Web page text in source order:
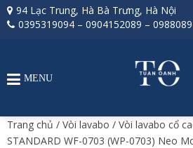
94 Lạc Trung, Hà Bà Trưng, Hà Nội
0395319094 – 0904152089 –
MENU
Trang chủ / Vòi lavabo / Vòi lavabo cổ
STANDARD WF-0703 (WP-0703) Neo